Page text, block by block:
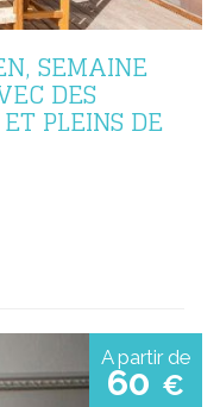
SEMAINE
DES
PLEINS DE
A partir de
60 €